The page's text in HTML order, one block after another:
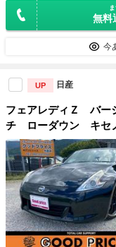
無料
今
UP 日産
フェアレディＺ バー
チ ローダウン キセ
正ナビ・バックモニ
ｔｈオーディオ ＥＴ